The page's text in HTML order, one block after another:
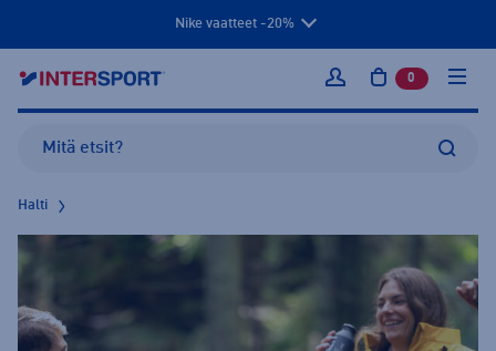
Nike vaatteet -20%
Kirjaudu sisään
0 tuotetta
Halti